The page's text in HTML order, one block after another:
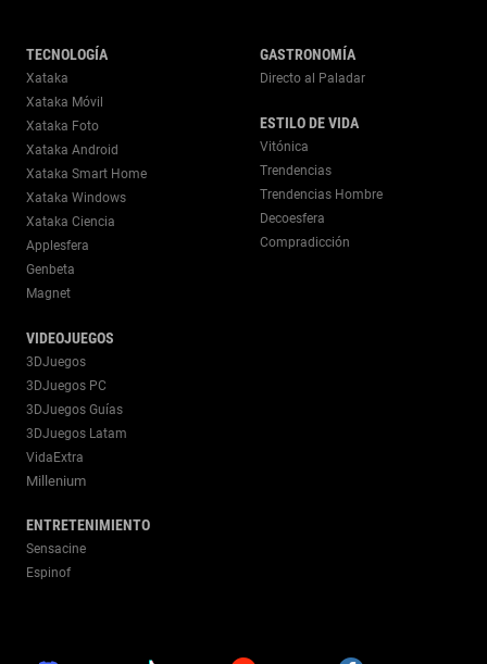
TECNOLOGÍA
Xataka
Xataka Móvil
Xataka Foto
Xataka Android
Xataka Smart Home
Xataka Windows
Xataka Ciencia
Applesfera
Genbeta
Magnet
VIDEOJUEGOS
3DJuegos
3DJuegos PC
3DJuegos Guías
3DJuegos Latam
VidaExtra
Millenium
ENTRETENIMIENTO
Sensacine
Espinof
GASTRONOMÍA
Directo al Paladar
ESTILO DE VIDA
Vitónica
Trendencias
Trendencias Hombre
Decoesfera
Compradicción